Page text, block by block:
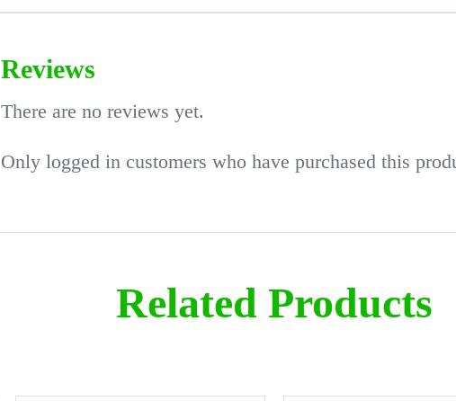
Reviews
There are no reviews yet.
Only logged in customers who have purchased this
Related Products